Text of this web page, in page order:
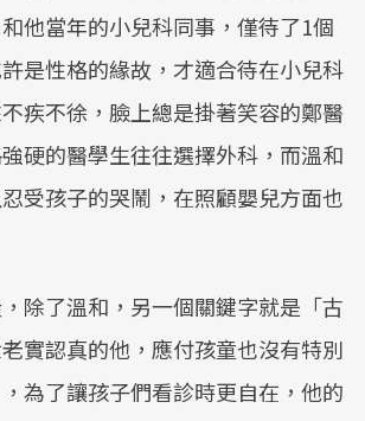
他當年的小兒科同事，僅待了1個
是性格的緣故，才適合待在小兒科
疾不徐，臉上總是掛著笑容的鄭醫
硬的醫學生往往選擇外科，而溫和
受孩子的哭鬧，在照顧嬰兒方面也
除了溫和，另一個關鍵字就是「古
實認真的他，應付孩童也沒有特別
為了讓孩子們看診時更自在，他的